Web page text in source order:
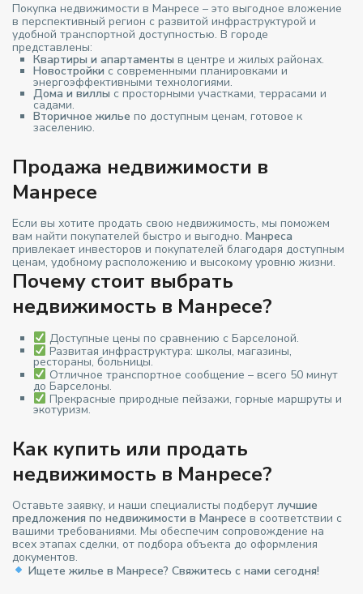
Покупка недвижимости в Манресе – это выгодное вложение
в перспективный регион с развитой инфраструктурой и
удобной транспортной доступностью. В городе
представлены:
Квартиры и апартаменты в центре и жилых районах.
Новостройки с современными планировками и
энергоэффективными технологиями.
Дома и виллы с просторными участками, террасами и
садами.
Вторичное жилье по доступным ценам, готовое к
заселению.
Продажа недвижимости в
Манресе
Если вы хотите продать свою недвижимость, мы поможем
вам найти покупателей быстро и выгодно.Манреса
привлекает инвесторов и покупателей благодаря доступным
ценам, удобному расположению и высокому уровню жизни.
Почему стоит выбрать
недвижимость в Манресе?
Доступные цены по сравнению с Барселоной.
Развитая инфраструктура: школы, магазины,
рестораны, больницы.
Отличное транспортное сообщение – всего 50 минут
до Барселоны.
Прекрасные природные пейзажи, горные маршруты и
экотуризм.
Как купить или продать
недвижимость в Манресе?
Оставьте заявку, и наши специалисты подберутлучшие
предложения по недвижимости в Манресе в соответствии с
вашими требованиями. Мы обеспечим сопровождение на
всех этапах сделки, от подбора объекта до оформления
документов.
Ищете жилье в Манресе? Свяжитесь с нами сегодня!